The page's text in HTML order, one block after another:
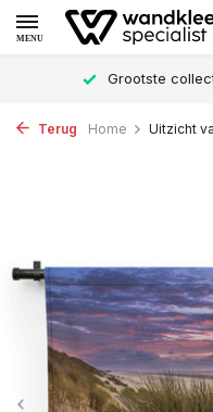
MENU
Grootste
Terug Home Uitzicht